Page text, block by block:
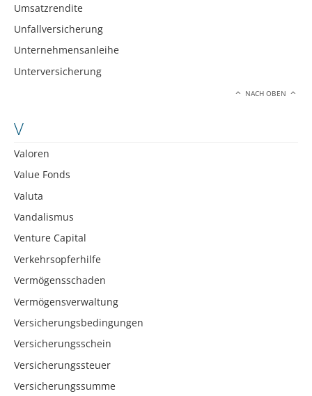
Umsatzrendite
Unfallversicherung
Unternehmensanleihe
Unterversicherung
NACH OBEN
V
Valoren
Value Fonds
Valuta
Vandalismus
Venture Capital
Verkehrsopferhilfe
Vermögensschaden
Vermögensverwaltung
Versicherungsbedingungen
Versicherungsschein
Versicherungssteuer
Versicherungssumme